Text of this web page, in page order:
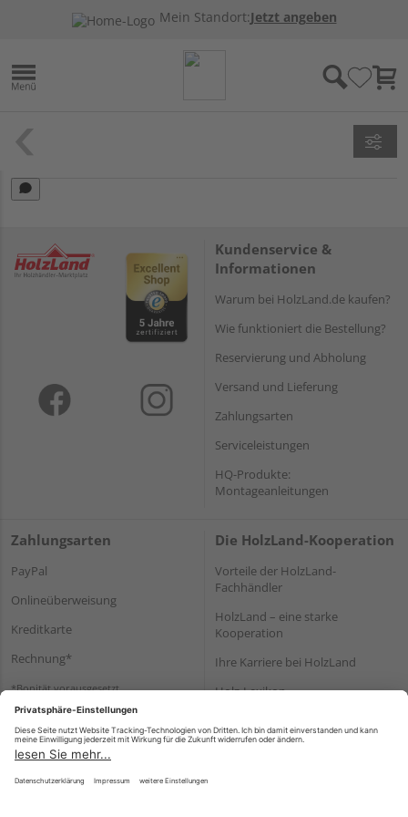
Mein Standort:Jetzt angeben
Kundenservice &
Informationen
Warum bei HolzLand.de kaufen?
Wie funktioniert die Bestellung?
Reservierung und Abholung
Versand und Lieferung
Zahlungsarten
Serviceleistungen
HQ-Produkte:
Montageanleitungen
Zahlungsarten
PayPal
Onlineüberweisung
Kreditkarte
Rechnung*
*Bonität vorausgesetzt
Die HolzLand-Kooperation
Vorteile der HolzLand-
Fachhändler
HolzLand – eine starke
Kooperation
Ihre Karriere bei HolzLand
Holz-Lexikon